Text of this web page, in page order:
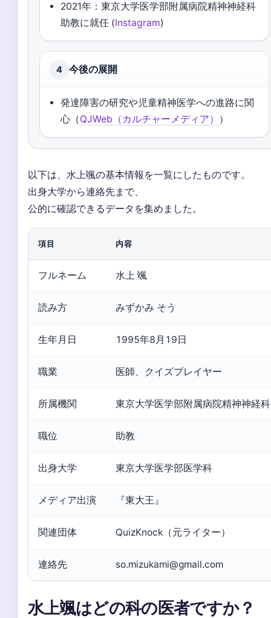
2021年：東京大学医学部附属病院精神神経科
助教に就任 (Instagram)
4 今後の展開
発達障害の研究や児童精神医学への進路に関
心（QJWeb（カルチャーメディア） ）
以下は、水上颯の基本情報を一覧にしたものです。
出身大学から連絡先まで、
公的に確認できるデータを集めました。
項目 内容
フルネーム 水上 颯
読み方 みずかみ そう
生年月日 1995年8月19日
職業 医師、クイズプレイヤー
所属機関 東京大学医学部附属病院精神神経科
職位 助教
出身大学 東京大学医学部医学科
メディア出演 『東大王』
関連団体 QuizKnock（元ライター）
連絡先 so.mizukami@gmail.com
水上颯はどの科の医者ですか？